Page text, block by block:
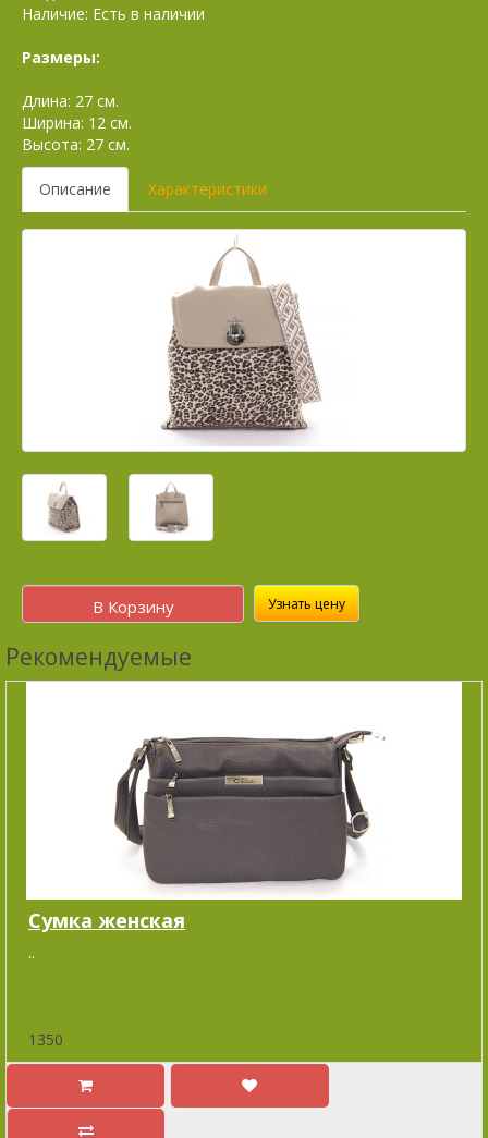
Наличие: Есть в наличии
Размеры:
Длина: 27 см.
Ширина: 12 см.
Высота: 27 см.
Описание Характеристики
В Корзину Узнать цену
Рекомендуемые
Сумка женская
..
1350